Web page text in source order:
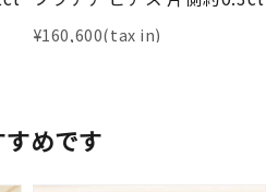
¥160,600
めです